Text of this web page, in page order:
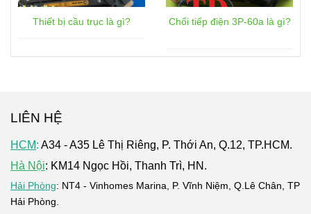
Thiết bị cầu trục là gì? Chổi tiếp điện 3P-60a là gì?
LIÊN HỆ
HCM: A34 - A35 Lê Thị Riêng, P. Thới An, Q.12, TP.HCM.
Hà Nội: KM14 Ngọc Hồi, Thanh Trì, HN.
Hải Phòng: NT4 - Vinhomes Marina, P. Vĩnh Niệm, Q.Lê Chân, TP
Hải Phòng.